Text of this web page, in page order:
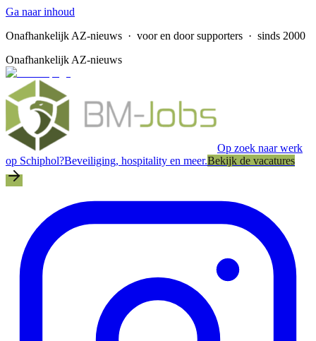
Ga naar inhoud
Onafhankelijk AZ-nieuws · voor en door supporters · sinds 2000
Onafhankelijk AZ-nieuws
Op zoek naar werk
op Schiphol?Beveiliging, hospitality en meer.Bekijk de vacatures